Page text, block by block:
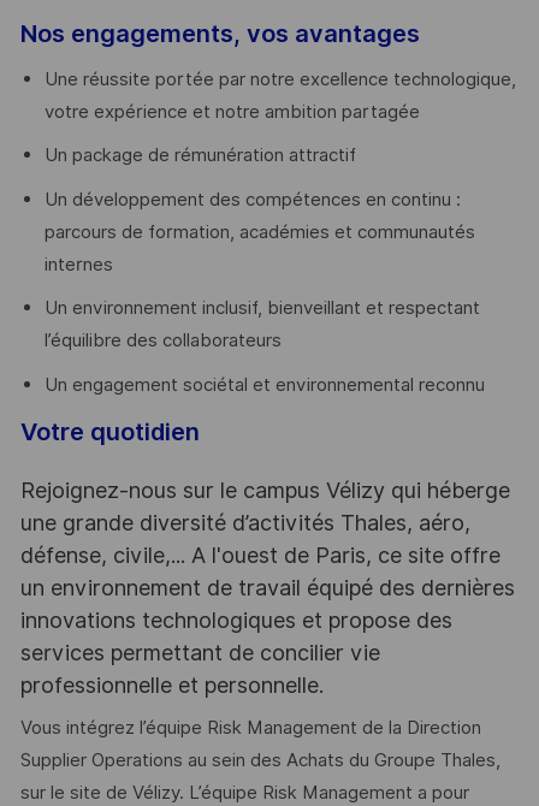
Nos engagements, vos avantages
Une réussite portée par notre excellence technologique,
votre expérience et notre ambition partagée
Un package de rémunération attractif
Un développement des compétences en continu :
parcours de formation, académies et communautés
internes
Un environnement inclusif, bienveillant et respectant
l’équilibre des collaborateurs
Un engagement sociétal et environnemental reconnu
Votre quotidien
Rejoignez-nous sur le campus Vélizy qui héberge
une grande diversité d’activités Thales, aéro,
défense, civile,... A l'ouest de Paris, ce site offre
un environnement de travail équipé des dernières
innovations technologiques et propose des
services permettant de concilier vie
professionnelle et personnelle.
Vous intégrez l’équipe Risk Management de la Direction
Supplier Operations au sein des Achats du Groupe Thales,
sur le site de Vélizy. L’équipe Risk Management a pour